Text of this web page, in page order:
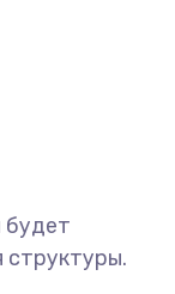
будет
структуры.